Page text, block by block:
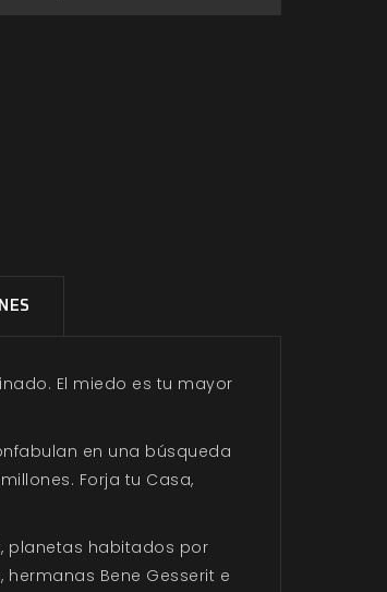
El miedo es tu mayor
en una búsqueda
Forja tu Casa,
planetas habitados por
Bene Gesserit e